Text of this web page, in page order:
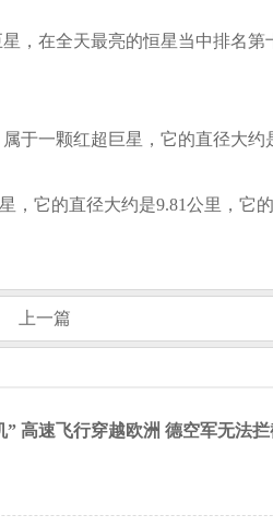
，在全天最亮的恒星当中排名
于一颗红超巨星，它的直径大
，它的直径大约是9.81公里，
上一篇
” 高速飞行穿越欧洲 德空军无法拦